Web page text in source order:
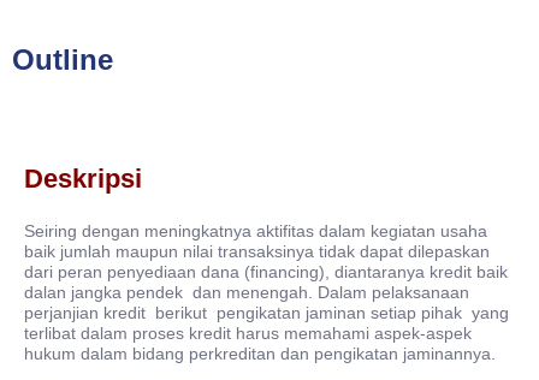
Outline
Deskripsi
Seiring dengan meningkatnya aktifitas dalam kegiatan usaha
baik jumlah maupun nilai transaksinya tidak dapat dilepaskan
dari peran penyediaan dana (financing), diantaranya kredit baik
dalan jangka pendek dan menengah. Dalam pelaksanaan
perjanjian kredit berikut pengikatan jaminan setiap pihak yang
terlibat dalam proses kredit harus memahami aspek-aspek
hukum dalam bidang perkreditan dan pengikatan jaminannya.